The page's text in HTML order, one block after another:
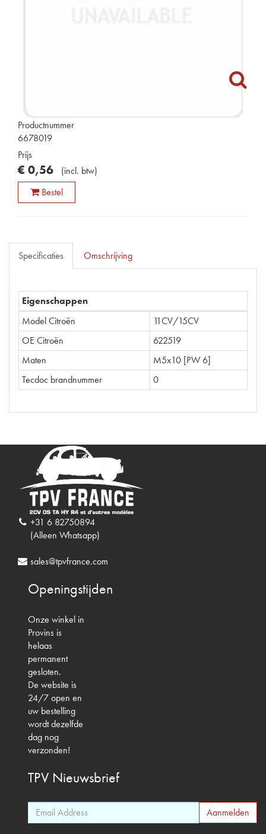
Productnummer
6678019
Prijs
€ 0,56 (incl. btw)
Bestel
Specificaties Omschrijving
Eigenschappen
Model Citroën
11CV/15CV
OE Citroën
622519
Maten
M5x10 [PW 6]
Tecdoc brandnummer
0
+31 6 82750894
(Alleen Whatsapp)
sales@tpvfrance.com
Openingstijden
Onze winkel in
Provins is
helaas
permanent
gesloten.
De website is
24/7 open en
uw bestelling
wordt dezelfde
dag nog
verzonden!
TPV Nieuwsbrief